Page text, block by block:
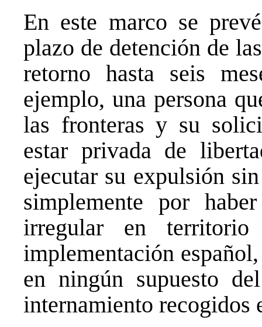
En este marco se
plazo de detención de
retorno hasta seis
ejemplo, una persona
las fronteras y su
estar privada de
ejecutar su expulsión
simplemente por
irregular en
implementación
en ningún supuesto
internamiento recogidos